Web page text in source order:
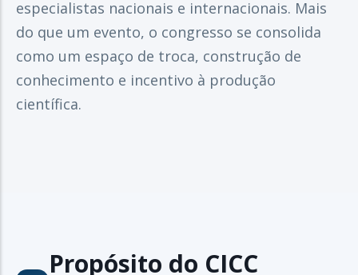
especialistas nacionais e internacionais. Mais
do que um evento, o congresso se consolida
como um espaço de troca, construção de
conhecimento e incentivo à produção
científica.
Propósito do CICC